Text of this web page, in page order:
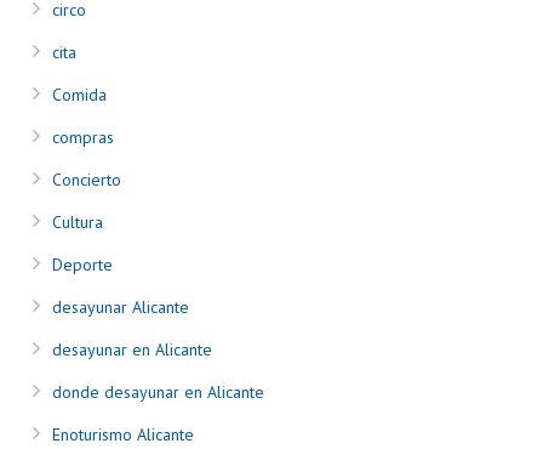
circo
cita
Comida
compras
Concierto
Cultura
Deporte
desayunar Alicante
desayunar en Alicante
donde desayunar en Alicante
Enoturismo Alicante